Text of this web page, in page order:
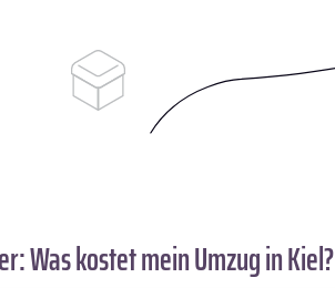
Was kostet mein Umzug in Kiel?